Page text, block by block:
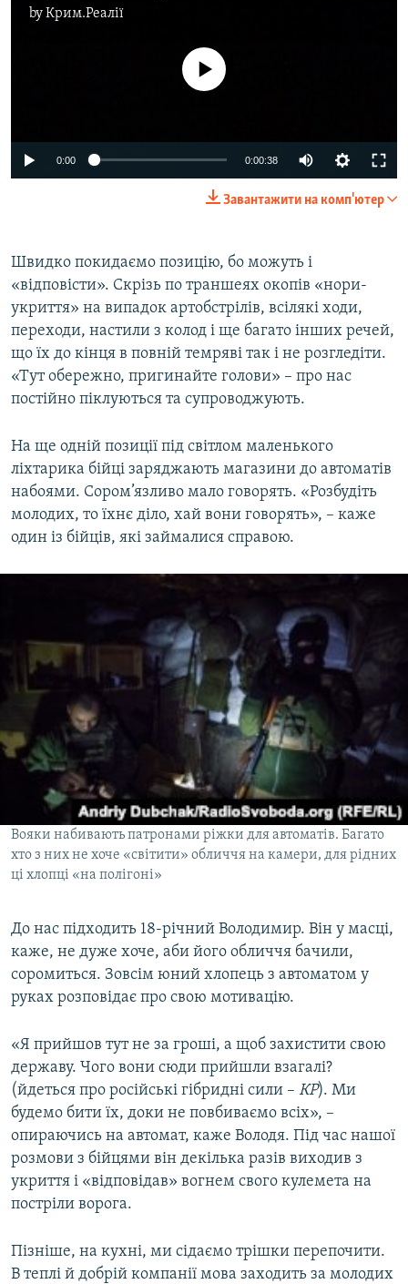
byКрим.Реалії
No media source currently available
0:00 0:00:38
Завантажити на комп'ютер
Швидко покидаємо позицію, бо можуть і
«відповісти». Скрізь по траншеях окопів «нори-
укриття» на випадок артобстрілів, всілякі ходи,
переходи, настили з колод і ще багато інших речей,
що їх до кінця в повній темряві так і не розгледіти.
«Тут обережно, пригинайте голови» – про нас
постійно піклуються та супроводжують.
На ще одній позиції під світлом маленького
ліхтарика бійці заряджають магазини до автоматів
набоями. Сором’язливо мало говорять. «Розбудіть
молодих, то їхнє діло, хай вони говорять», – каже
один із бійців, які займалися справою.
Вояки набивають патронами ріжки для автоматів. Багато
хто з них не хоче «світити» обличчя на камери, для рідних
ці хлопці «на полігоні»
До нас підходить 18-річний Володимир. Він у масці,
каже, не дуже хоче, аби його обличчя бачили,
соромиться. Зовсім юний хлопець з автоматом у
руках розповідає про свою мотивацію.
«Я прийшов тут не за гроші, а щоб захистити свою
державу. Чого вони сюди прийшли взагалі?
(йдеться про російські гібридні сили – КР). Ми
будемо бити їх, доки не повбиваємо всіх», –
опираючись на автомат, каже Володя. Під час нашої
розмови з бійцями він декілька разів виходив з
укриття і «відповідав» вогнем свого кулемета на
постріли ворога.
Пізніше, на кухні, ми сідаємо трішки перепочити.
В теплі й добрій компанії мова заходить за молодих